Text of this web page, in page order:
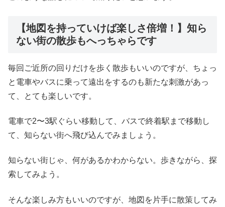
【地図を持っていけば楽しさ倍増！】知ら
ない街の散歩もへっちゃらです
毎回ご近所の回りだけを歩く散歩もいいのですが、ちょっ
と電車やバスに乗って遠出をするのも新たな刺激があっ
て、とても楽しいです。
電車で2〜3駅ぐらい移動して、バスで終着駅まで移動し
て、知らない街へ飛び込んでみましょう。
知らない街じゃ、何があるかわからない。歩きながら、探
索してみよう。
そんな楽しみ方もいいのですが、地図を片手に散策してみ